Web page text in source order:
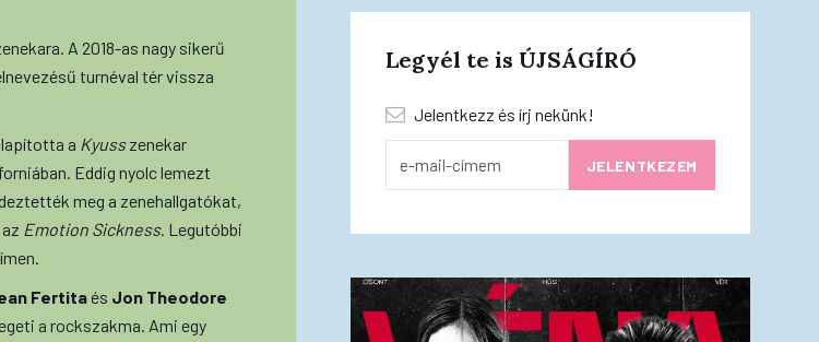
A 2018-as nagy sikerű
turnéval tér vissza
a Kyusszenekar
Eddig nyolc lemezt
meg a zenehallgatókat,
Emotion Sickness. Legutóbbi
Fertitaés Jon Theodore
a rockszakma. Ami egy
Legyél te is ÚJSÁGÍRÓ
Jelentkezz és írj nekünk!